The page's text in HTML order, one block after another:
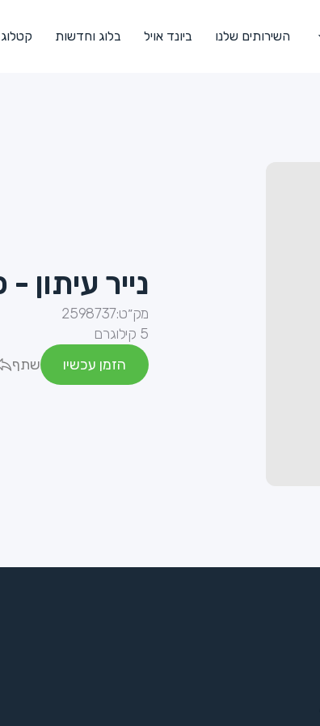
השירותים שלנו ביונד אויל בלוג וחדשות קטלוג
נייר עיתון - פוליו
מק״ט:2598737
5 קילוגרם
הזמן עכשיו
שתף